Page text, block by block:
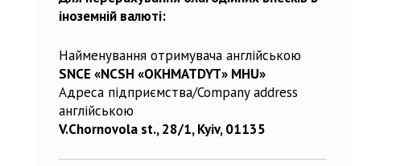
іноземній валюті:
Найменування отримувача англійською
SNCE «NCSH «OKHMATDYT» MHU»
Адреса підприємства/Company address
англійською
V.Chornovola st., 28/1, Kyiv, 01135